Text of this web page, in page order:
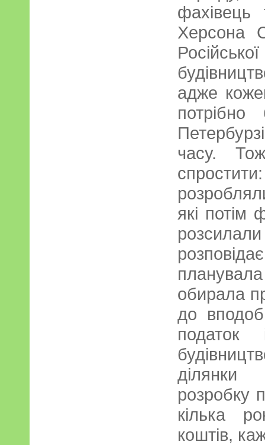
фахівець
Херсона
адже
часу.
які
обирала
до
податок
розробку
кілька
коштів,